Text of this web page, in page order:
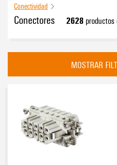
Conectividad
Conectores 2628
Alimentación(13)
Conector de válvula(19)
Signal Converter(5)
Homologaciones
MOSTRAR